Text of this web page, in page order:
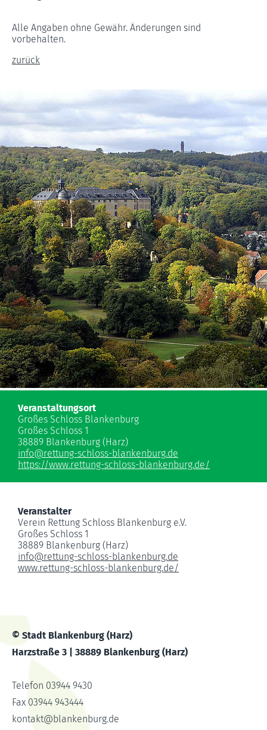
Alle Angaben ohne Gewähr. Änderungen sind
vorbehalten.
zurück
Veranstaltungsort
Großes Schloss Blankenburg
Großes Schloss 1
38889 Blankenburg (Harz)
info@rettung-schloss-blankenburg.de
https://www.rettung-schloss-blankenburg.de/
Veranstalter
Verein Rettung Schloss Blankenburg e.V.
Großes Schloss 1
38889 Blankenburg (Harz)
info@rettung-schloss-blankenburg.de
www.rettung-schloss-blankenburg.de/
© Stadt Blankenburg (Harz)
Harzstraße 3 | 38889 Blankenburg (Harz)
Telefon 03944 9430
Fax 03944 943444
kontakt@blankenburg.de